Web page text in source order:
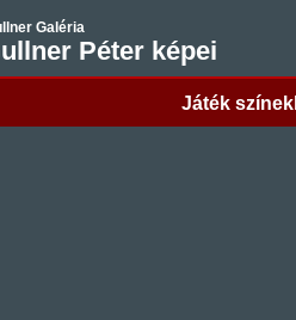
Galéria
Péter képei
Játék